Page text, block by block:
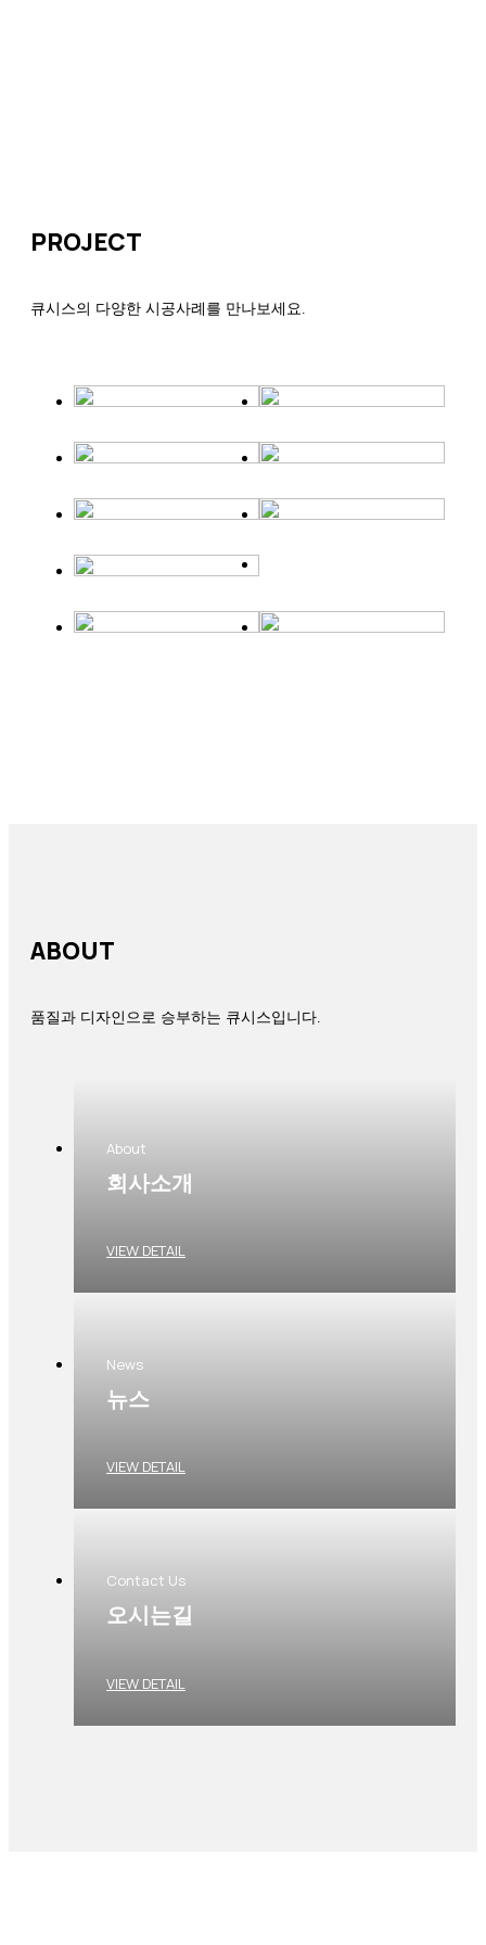
PROJECT
큐시스의 다양한 시공사례를 만나보세요.
VIEW DETAIL VIEW DETAIL
교육시설화장실
칸막이
VIEW DETAIL
교육시설실내마
감재
VIEW DETAIL
관공서화장실칸
막이
VIEW DETAIL
관공서실내마감
재
VIEW DETAIL
군부대화장실칸
막이
VIEW DETAIL
군부대화장실칸
막이
일반시설화장실
칸막이
VIEW DETAIL VIEW DETAIL
ABOUT
품질과 디자인으로 승부하는 큐시스입니다.
About
회사소개
VIEW DETAIL
News
뉴스
VIEW DETAIL
Contact Us
오시는길
VIEW DETAIL